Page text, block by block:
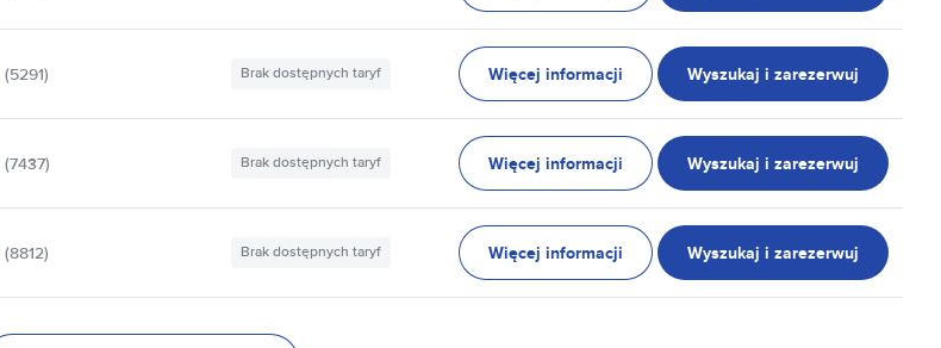
(5291) Brak dostępnych taryf Więcej informacji Wyszukaj i zarezerwuj
(7437) Brak dostępnych taryf Więcej informacji Wyszukaj i zarezerwuj
(8812) Brak dostępnych taryf Więcej informacji Wyszukaj i zarezerwuj